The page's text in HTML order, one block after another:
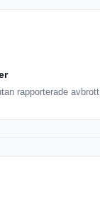
rapporterade avbrott.